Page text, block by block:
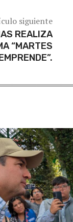
siguiente
REALIZA
“MARTES